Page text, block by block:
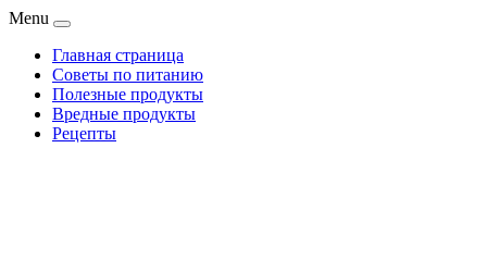
Menu
Главная страница
Советы по питанию
Полезные продукты
Вредные продукты
Рецепты